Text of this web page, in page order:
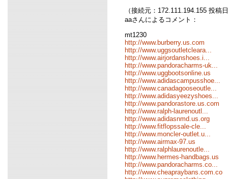
（接続元：172.111.194.155 投稿
aaさんによるコメント：
mt1230
http://www.burberry.us.com
http://www.uggsoutletcleara...
http://www.airjordanshoes.i...
http://www.pandoracharms-uk...
http://www.uggbootsonline.us
http://www.adidascampusshoe...
http://www.canadagooseoutle...
http://www.adidasyeezyshoes...
http://www.pandorastore.us.com
http://www.ralph-laurenoutl...
http://www.adidasnmd.us.org
http://www.fitflopssale-cle...
http://www.moncler-outlet.u...
http://www.airmax-97.us
http://www.ralphlaurenoutle...
http://www.hermes-handbags.us
http://www.pandoracharms.co...
http://www.cheapraybans.com.co